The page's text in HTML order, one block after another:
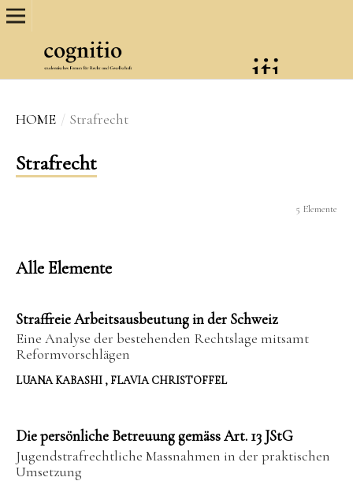
HOME / Strafrecht
Strafrecht
5 Elemente
Alle Elemente
Straffreie Arbeitsausbeutung in der Schweiz
Eine Analyse der bestehenden Rechtslage mitsamt
Reformvorschlägen
LUANA KABASHI , FLAVIA CHRISTOFFEL
Die persönliche Betreuung gemäss Art. 13 JStG
Jugendstrafrechtliche Massnahmen in der praktischen
Umsetzung